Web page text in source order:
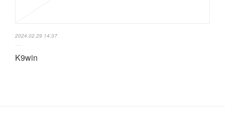
2024.02.29 14:37
K9win